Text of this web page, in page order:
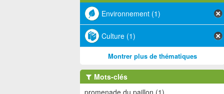
Environnement (1)
Culture (1)
Montrer plus de thématiques
Mots-clés
promenade du paillon (1)